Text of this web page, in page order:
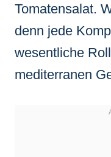
Tomatensalat.
denn jede
wesentliche
mediterranen